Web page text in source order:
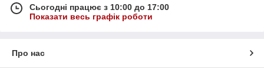
Сьогодні працює з 10:00 до 17:00
Показати весь графік роботи
Про нас